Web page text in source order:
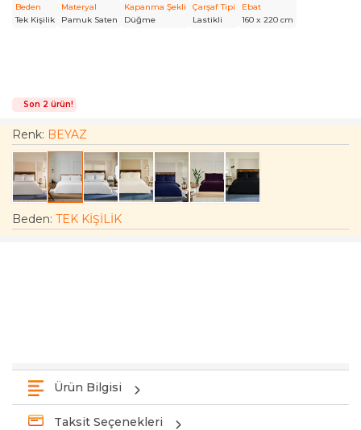
Beden
Tek Kişilik
Materyal
Pamuk Saten
Kapanma Şekli
Düğme
Çarşaf Tipi
Lastikli
Ebat
160 x 220 cm
Son 2 ürün!
Renk: BEYAZ
Beden: TEK KİŞİLİK
Ürün Bilgisi
Taksit Seçenekleri